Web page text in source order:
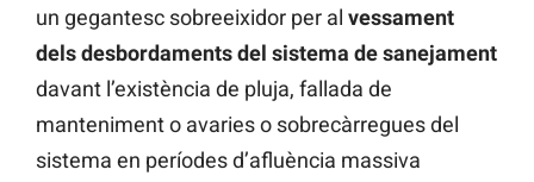
un gegantesc sobreeixidor per al vessament
dels desbordaments del sistema de sanejament
davant l’existència de pluja, fallada de
manteniment o avaries o sobrecàrregues del
sistema en períodes d’afluència massiva